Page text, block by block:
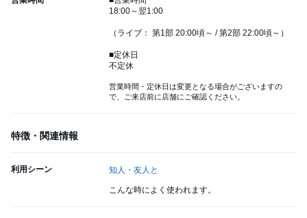
18:00～翌1:00
（ライブ： 第1部 20:00頃～ / 第2部 22:00頃～）
■定休日
不定休
営業時間・定休日は変更となる場合がございますの
で、ご来店前に店舗にご確認ください。
特徴・関連情報
利用シーン 知人・友人と
こんな時によく使われます。